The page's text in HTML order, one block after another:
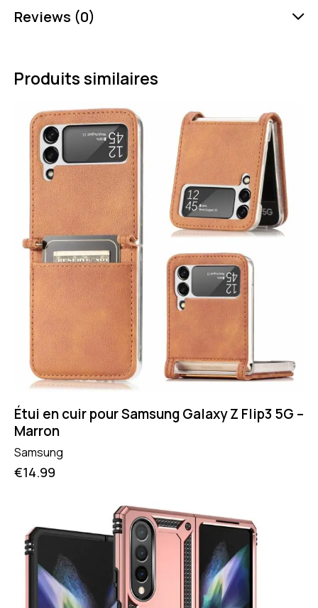
Reviews (0)
Produits similaires
Étui en cuir pour Samsung Galaxy Z Flip3 5G –
Marron
Samsung
€14.99